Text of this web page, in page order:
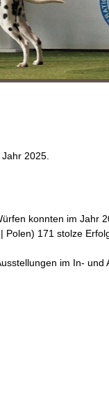
2025.
konnten im Jahr
171 stolze
im In- und